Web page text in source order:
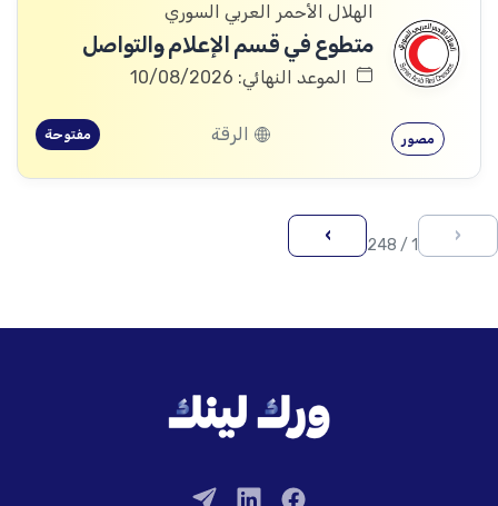
الهلال الأحمر العربي السوري
متطوع في قسم الإعلام والتواصل
الموعد النهائي: 10/08/2026
مصور الرقة مفتوحة
‹
1 / 248
›